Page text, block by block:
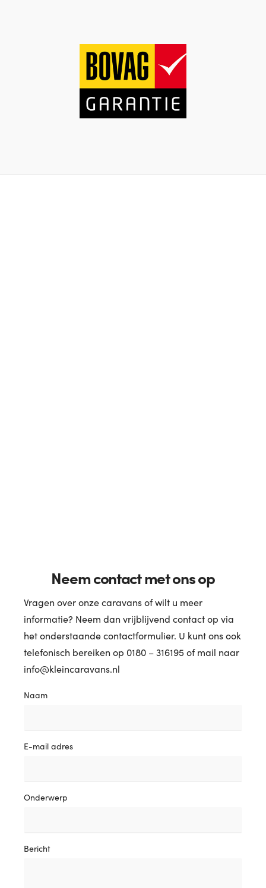
Neem contact met ons op
Vragen over onze caravans of wilt u meer
informatie? Neem dan vrijblijvend contact op via
het onderstaande contactformulier. U kunt ons ook
telefonisch bereiken op 0180 – 316195 of mail naar
info@kleincaravans.nl
Naam
E-mail adres
Onderwerp
Bericht